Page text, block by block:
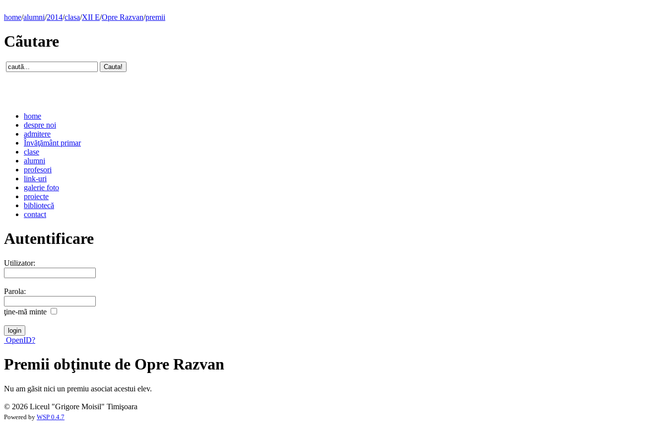
home/alumni/2014/clasa/XII E/Opre Razvan/premii
Cãutare
home
despre noi
admitere
Învăţământ primar
clase
alumni
profesori
link-uri
galerie foto
proiecte
bibliotecă
contact
Autentificare
Utilizator:
Parola:
ţine-mã minte
OpenID?
Premii obţinute de Opre Razvan
Nu am gãsit nici un premiu asociat acestui elev.
© 2026 Liceul "Grigore Moisil" Timişoara
Powered by WSP 0.4.7